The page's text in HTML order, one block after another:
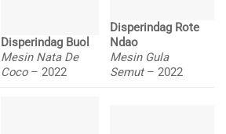
Disperindag Buol
Mesin Nata De
Coco– 2022
Disperindag Rote
Ndao
Mesin Gula
Semut– 2022